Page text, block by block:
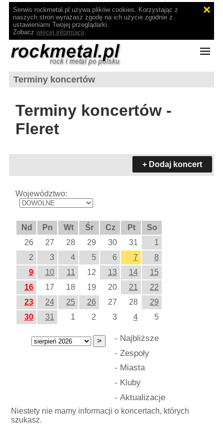
Serwis rockmetal.pl używa plików cookies. Korzystając z
naszych stron wyrażasz zgodę na ich użycie zgodnie z
ustawieniami Twojej przeglądarki.
Zobacz więcej informacji.
Terminy koncertów
Terminy koncertów -
Fleret
+ Dodaj koncert
Województwo:
Nd Pn Wt Śr Cz Pt
So
26
27 28 29 30 31
1
2
3 4 5 6 7
8
9
10 11 12 13 14
15
16
17 18 19 20 21
22
23
24 25 26 27 28
29
30
31 1 2 3 4 5
- Najbliższe
- Zespoły
- Miasta
- Kluby
- Aktualizacje
Niestety nie mamy informacji o koncertach, których
szukasz.